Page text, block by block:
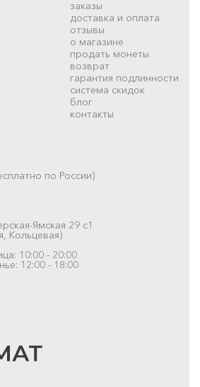
заказы
доставка и оплата
отзывы
о магазине
продать монеты
возврат
гарантия подлинности
система скидок
блог
контакты
по России)
Ямская 29 с1
Кольцевая)
10:00 - 20:00
12:00 - 18:00